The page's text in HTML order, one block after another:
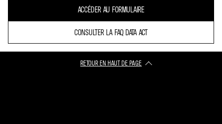
ACCÉDER AU FORMULAIRE
CONSULTER LA FAQ DATA ACT
RETOUR EN HAUT DE PAGE​